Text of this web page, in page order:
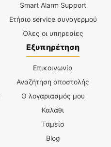
Smart Alarm Support
Ετήσιο service συναγερμού
Όλες οι υπηρεσίες
Εξυπηρέτηση
Επικοινωνία
Αναζήτηση αποστολής
Ο λογαριασμός μου
Καλάθι
Ταμείο
Blog